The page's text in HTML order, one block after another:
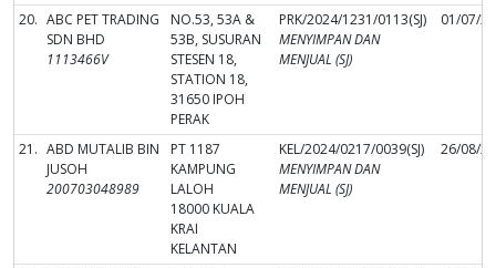
20. ABC PET TRADING
SDN BHD
1113466V
NO.53, 53A &
53B, SUSURAN
STESEN 18,
STATION 18,
31650 IPOH
PERAK
PRK/2024/1231/0113(SJ)
MENYIMPAN DAN
MENJUAL (SJ)
01/07/
21. ABD MUTALIB BIN
JUSOH
200703048989
PT 1187
KAMPUNG
LALOH
18000 KUALA
KRAI
KELANTAN
KEL/2024/0217/0039(SJ)
MENYIMPAN DAN
MENJUAL (SJ)
26/08/